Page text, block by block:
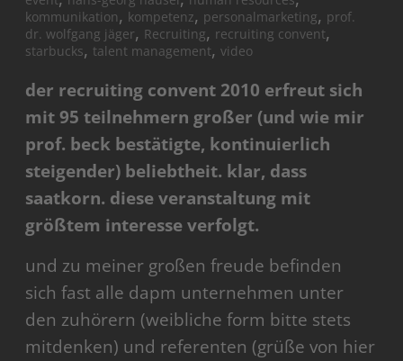
kommunikation, kompetenz, personalmarketing, prof.
dr. wolfgang jäger, Recruiting, recruiting convent,
starbucks,talent management,video
der recruiting convent 2010 erfreut sich
mit 95 teilnehmern großer (und wie mir
prof. beck bestätigte, kontinuierlich
steigender) beliebtheit. klar, dass
saatkorn. diese veranstaltung mit
größtem interesse verfolgt.
und zu meiner großen freude befinden
sich fast alle dapm unternehmen unter
den zuhörern (weibliche form bitte stets
mitdenken) und referenten (grüße von hier